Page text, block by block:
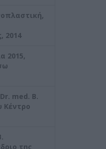
2014
2015,
med. B.
Κέντρο
της